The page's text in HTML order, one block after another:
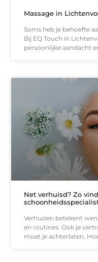
Massage in
Soms heb je behoefte
Bij EQ Touch in
persoonlijke aandacht
Net verhuisd? Zo
Verhuizen betekent
en routines. Ook je
moet je achterlaten.